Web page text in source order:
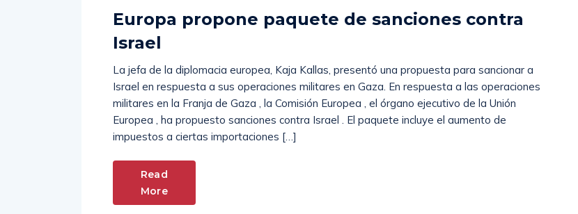
Europa propone paquete de sanciones contra
Israel
La jefa de la diplomacia europea, Kaja Kallas, presentó una propuesta para sancionar a
Israel en respuesta a sus operaciones militares en Gaza. En respuesta a las operaciones
militares en la Franja de Gaza , la Comisión Europea , el órgano ejecutivo de la Unión
Europea , ha propuesto sanciones contra Israel . El paquete incluye el aumento de
impuestos a ciertas importaciones […]
Read
More